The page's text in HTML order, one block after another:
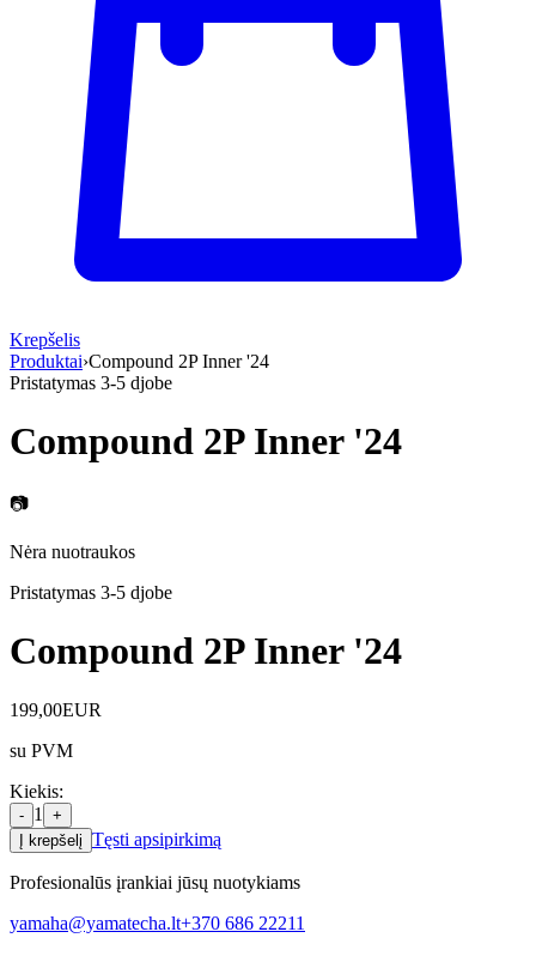
Krepšelis
Produktai›Compound 2P Inner '24
Pristatymas 3-5 djobe
Compound 2P Inner '24
📷
Nėra nuotraukos
Pristatymas 3-5 djobe
Compound 2P Inner '24
199,00EUR
su PVM
Kiekis:
- 1
+
Į krepšelį Tęsti apsipirkimą
Profesionalūs įrankiai jūsų nuotykiams
yamaha@yamatecha.lt+370 686 22211